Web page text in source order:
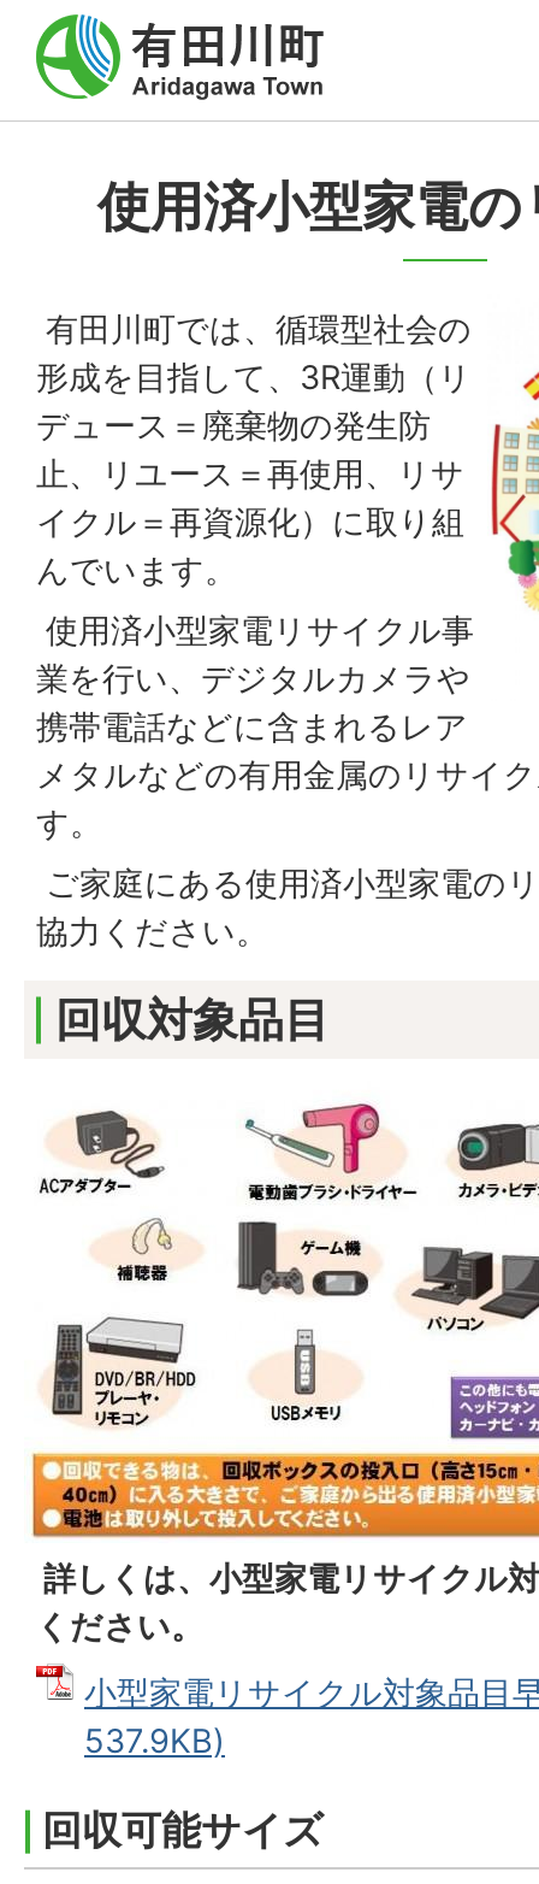
使用済小型家電
有田川町では、循環型社会の
形成を目指して、3R運動（リ
デュース＝廃棄物の発生防
止、リユース＝再使用、リサ
イクル＝再資源化）に取り組
んでいます。
使用済小型家電リサイクル事
業を行い、デジタルカメラや
携帯電話などに含まれるレア
メタルなどの有用金属のリサイ
す。
ご家庭にある使用済小型家電の
協力ください。
回収対象品目
詳しくは、小型家電リサイクル
ください。
小型家電リサイクル対象品目
537.9KB)
回収可能サイズ